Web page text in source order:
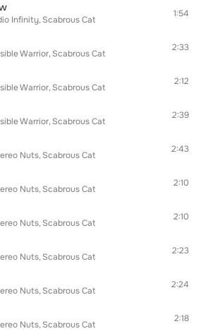
Infinity Scabrous Cat
1:54
Warrior Scabrous Cat
2:33
Warrior Scabrous Cat
2:12
Warrior Scabrous Cat
2:39
Nuts Scabrous Cat
2:43
Nuts Scabrous Cat
2:10
Nuts Scabrous Cat
2:10
Nuts Scabrous Cat
2:23
Nuts Scabrous Cat
2:24
Nuts Scabrous Cat
2:18